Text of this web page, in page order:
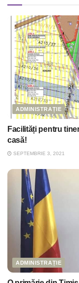
ADMINISTRAȚIE
Facilități pentru
casă!
SEPTEMBRIE 3, 2021
ADMINISTRAȚIE